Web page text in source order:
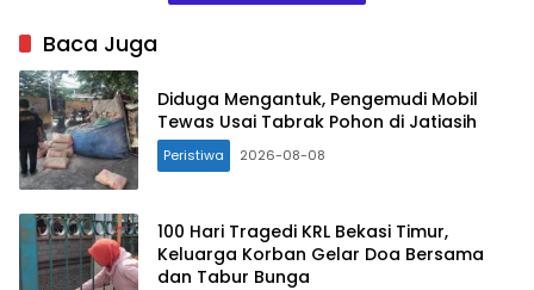
Baca Juga
Diduga Mengantuk, Pengemudi Mobil
Tewas Usai Tabrak Pohon di Jatiasih
Peristiwa 2026-08-08
100 Hari Tragedi KRL Bekasi Timur,
Keluarga Korban Gelar Doa Bersama
dan Tabur Bunga